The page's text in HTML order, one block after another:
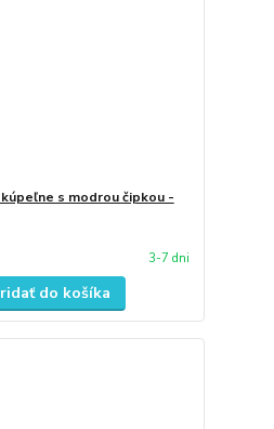
s modrou čipkou -
3-7 dni
do košíka